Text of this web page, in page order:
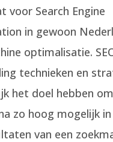
voor Search Engine
in gewoon
optimalisatie.
technieken en
het doel hebben
zo hoog mogelijk
van een